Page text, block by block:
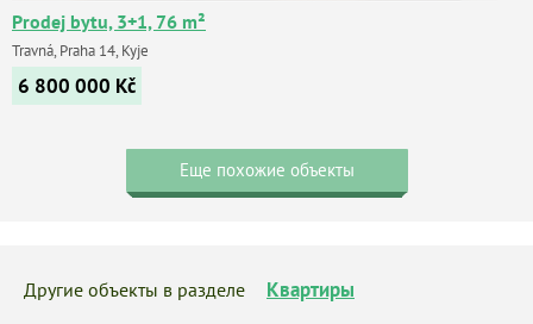
Prodej bytu, 3+1, 76 m²
Travná, Praha 14, Kyje
6 800 000 Kč
Еще похожие объекты
Другие объекты в разделе Квартиры